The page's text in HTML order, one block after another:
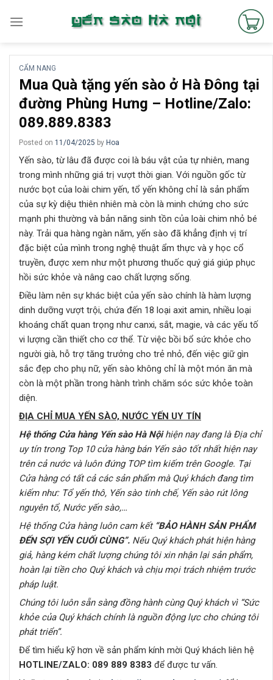
CẨM NANG
Mua Quà tặng yến sào ở Hà Đông tại
đường Phùng Hưng – Hotline/Zalo:
089.889.8383
Posted on 11/04/2025 by Hoa
Yến sào, từ lâu đã được coi là báu vật của tự nhiên, mang
trong mình những giá trị vượt thời gian. Với nguồn gốc từ
nước bọt của loài chim yến, tổ yến không chỉ là sản phẩm
của sự kỳ diệu thiên nhiên mà còn là minh chứng cho sức
mạnh phi thường và bản năng sinh tồn của loài chim nhỏ bé
này. Trải qua hàng ngàn năm, yến sào đã khẳng định vị trí
đặc biệt của mình trong nghệ thuật ẩm thực và y học cổ
truyền, được xem như một phương thuốc quý giá giúp phục
hồi sức khỏe và nâng cao chất lượng sống.
Điều làm nên sự khác biệt của yến sào chính là hàm lượng
dinh dưỡng vượt trội, chứa đến 18 loại axit amin, nhiều loại
khoáng chất quan trọng như canxi, sắt, magie, và các yếu tố
vi lượng cần thiết cho cơ thể. Từ việc bồi bổ sức khỏe cho
người già, hỗ trợ tăng trưởng cho trẻ nhỏ, đến việc giữ gìn
sắc đẹp cho phụ nữ, yến sào không chỉ là một món ăn mà
còn là một phần trong hành trình chăm sóc sức khỏe toàn
diện.
ĐỊA CHỈ MUA YẾN SÀO, NƯỚC YẾN UY TÍN
Hệ thống Cửa hàng Yến sào Hà Nộihiện nay đang là Địa chỉ
uy tín trong Top 10 cửa hàng bán Yến sào tốt nhất hiện nay
trên cả nướcvà luôn đứng TOP tìm kiếm trên Google. Tại
Cửa hàng có tất cả các sản phẩm mà Quý khách đang tìm
kiếm như: Tổ yến thô, Yến sào tinh chế, Yến sào rút lông
nguyên tổ, Nước yến sào,…
Hệ thống Cửa hàng luôn cam kết “BẢO HÀNH SẢN PHẨM
ĐẾN SỢI YẾN CUỐI CÙNG”. Nếu Quý khách phát hiện hàng
giả, hàng kém chất lượng chúng tôi xin nhận lại sản phẩm,
hoàn lại tiền cho Quý khách và chịu mọi trách nhiệm trước
pháp luật.
Chúng tôi luôn sẵn sàng đồng hành cùng Quý khách vì “Sức
khỏe của Quý khách chính là nguồn động lực cho chúng tôi
phát triển”.
Để tìm hiểu kỹ hơn về sản phẩm kính mời Quý khách liên hệ
HOTLINE/ZALO: 089 889 8383 để được tư vấn.